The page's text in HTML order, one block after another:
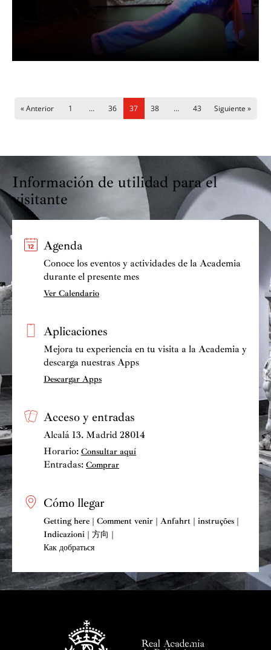
a
c
i
ó
n
e
n
t
a
s
« Anterior 1 … 36 37 38 … 43 Siguiente »
Información de utilidad para el
visitante
Agenda
Conoce los eventos y actividades de la Academia
durante el presente mes
Ver Calendario
Aplicaciones
Mejora tu experiencia en tu visita a la Academia y
descarga nuestras Apps
Descargar Apps
Acceso y entradas
Alcalá 13. Madrid 28014
Horario: Consultar aquí
Entradas: Comprar
Cómo llegar
Getting here | Comment venir | Anfahrt | instruções |
Indicazioni | 方向 |
Как добраться